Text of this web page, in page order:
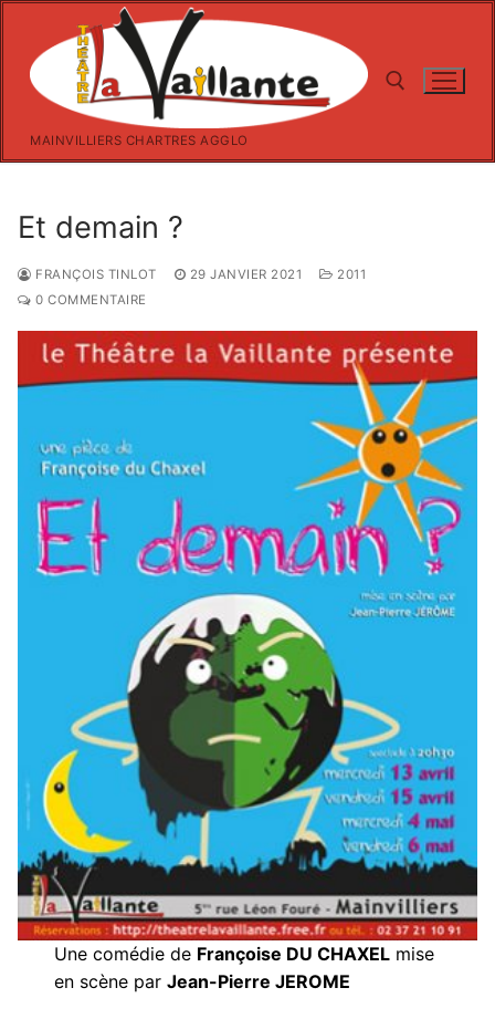
contenu
MAINVILLIERS CHARTRES AGGLO
Et demain ?
FRANÇOIS TINLOT 29 JANVIER 2021
2011
0 COMMENTAIRE
Une comédie de Françoise DU CHAXEL mise
en scène parJean-Pierre JEROME